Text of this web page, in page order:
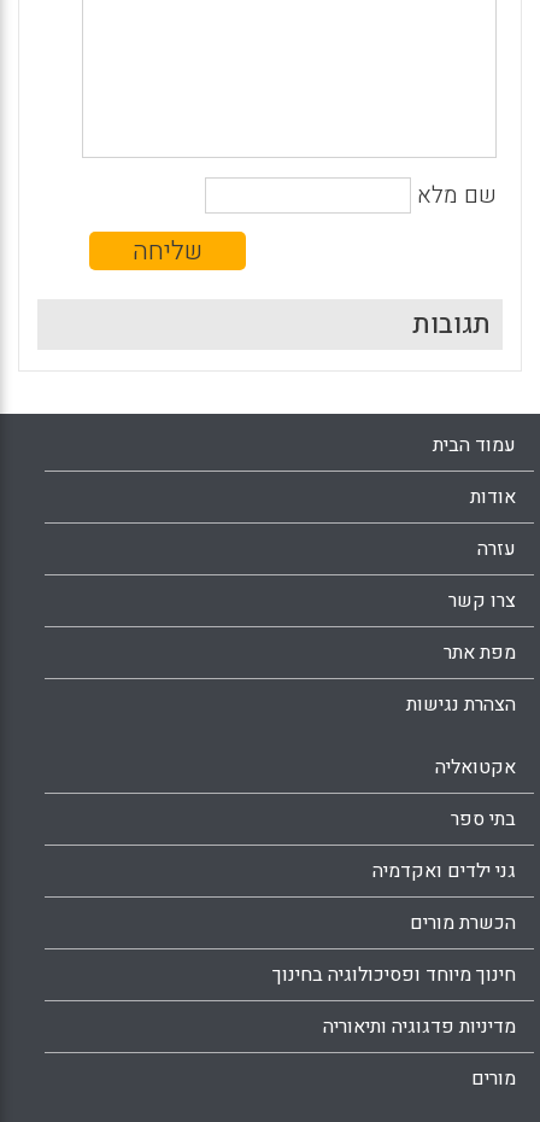
שם מלא
תגובות
עמוד הבית
אודות
עזרה
צרו קשר
מפת אתר
הצהרת נגישות
אקטואליה
בתי ספר
גני ילדים ואקדמיה
הכשרת מורים
חינוך מיוחד ופסיכולוגיה בחינוך
מדיניות פדגוגיה ותיאוריה
מורים